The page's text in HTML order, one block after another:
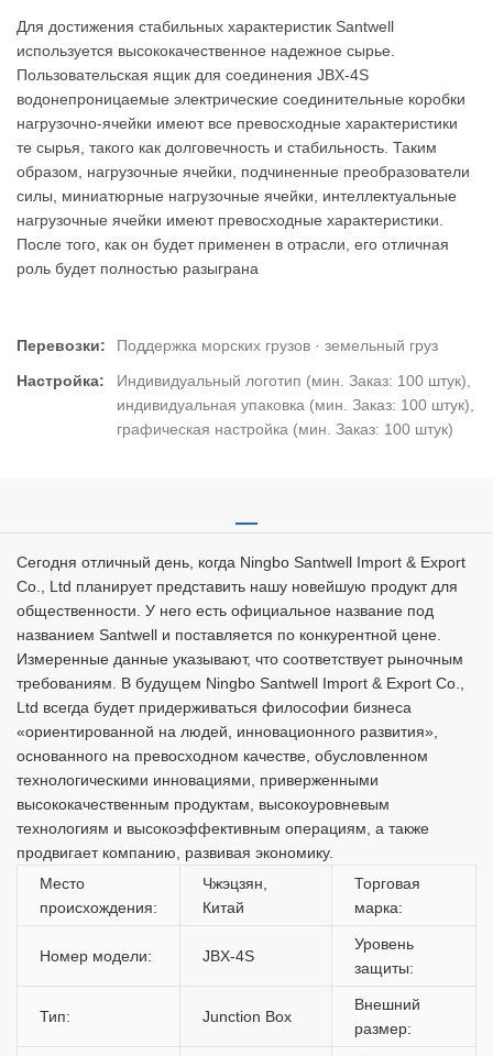
Для достижения стабильных характеристик Santwell
используется высококачественное надежное сырье.
Пользовательская ящик для соединения JBX-4S
водонепроницаемые электрические соединительные коробки
нагрузочно-ячейки имеют все превосходные характеристики
те сырья, такого как долговечность и стабильность. Таким
образом, нагрузочные ячейки, подчиненные преобразователи
силы, миниатюрные нагрузочные ячейки, интеллектуальные
нагрузочные ячейки имеют превосходные характеристики.
После того, как он будет применен в отрасли, его отличная
роль будет полностью разыграна
Перевозки:
Поддержка морских грузов · земельный груз
Настройка:
Индивидуальный логотип (мин. Заказ: 100 штук),
индивидуальная упаковка (мин. Заказ: 100 штук),
графическая настройка (мин. Заказ: 100 штук)
Сегодня отличный день, когда Ningbo Santwell Import & Export
Co., Ltd планирует представить нашу новейшую продукт для
общественности. У него есть официальное название под
названием Santwell и поставляется по конкурентной цене.
Измеренные данные указывают, что соответствует рыночным
требованиям. В будущем Ningbo Santwell Import & Export Co.,
Ltd всегда будет придерживаться философии бизнеса
«ориентированной на людей, инновационного развития»,
основанного на превосходном качестве, обусловленном
технологическими инновациями, приверженными
высококачественным продуктам, высокоуровневым
технологиям и высокоэффективным операциям, а также
продвигает компанию, развивая экономику.
Место
происхождения:
Чжэцзян,
Китай
Торговая
марка:
Номер модели: JBX-4S
Уровень
защиты:
Тип: Junction Box
Внешний
размер: